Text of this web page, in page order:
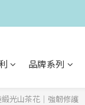
品牌系列
光山茶花｜強韌修護